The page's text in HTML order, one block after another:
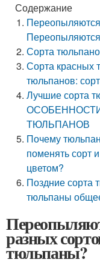
Содержание
Сорта
Сорта красных
тюльпанов:
Лучшие сорта
ТЮЛЬПАНОВ
Почему
поменять сорт
цветом?
Поздние сорта
тюльпаны
разных
тюльпаны?